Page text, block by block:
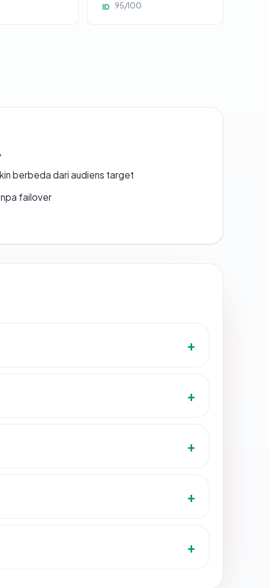
ID 95/100
berbeda dari audiens target
failover